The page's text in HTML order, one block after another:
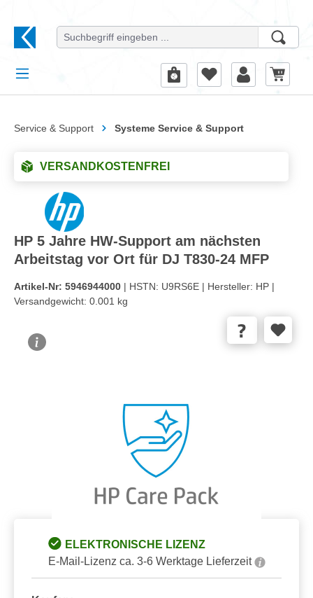
Service & Support Systeme Service & Support
VERSANDKOSTENFREI
HP 5 Jahre HW-Support am nächsten
Arbeitstag vor Ort für DJ T830-24 MFP
Artikel-Nr: 5946944000 | HSTN: U9RS6E | Hersteller: HP |
Versandgewicht: 0.001 kg
ELEKTRONISCHE LIZENZ
E-Mail-Lizenz ca. 3-6 Werktage Lieferzeit